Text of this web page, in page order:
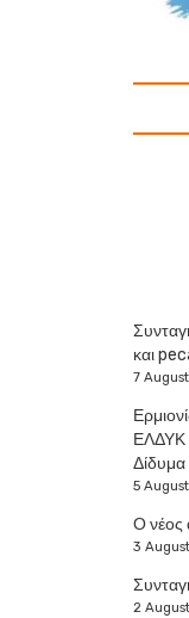
και
7
ΕΛΔΥΚ
Δίδυμα
5
Ο νέος
3
2